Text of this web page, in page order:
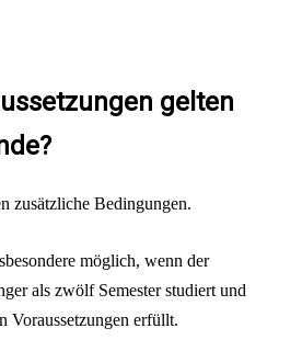
gelten
zusätzliche Bedingungen.
möglich, wenn der
als zwölf Semester studiert und
Voraussetzungen erfüllt.